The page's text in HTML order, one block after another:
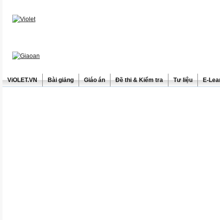
ViOLET.VN Bài giảng Giáo án Đề thi & Kiểm tra Tư liệu E-